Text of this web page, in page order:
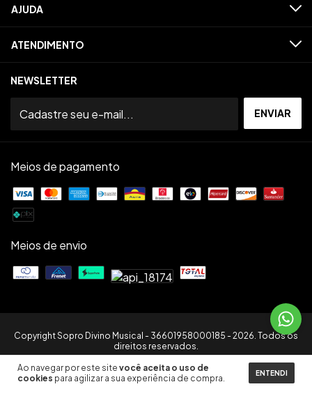
Ao navegar por este site você aceita o uso de
cookies para agilizar a sua experiência de compra. ENTENDI
AJUDA
ATENDIMENTO
NEWSLETTER
Meios de pagamento
Meios de envio
Copyright Sopro Divino Musical - 36601958000185 - 2026. Todos os
direitos reservados.